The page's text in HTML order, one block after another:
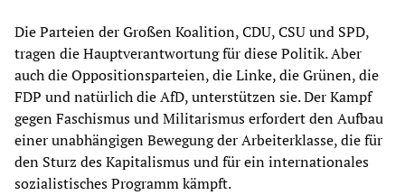
Die Parteien der Großen Koalition, CDU, CSU und SPD,
tragen die Hauptverantwortung für diese Politik. Aber
auch die Oppositionsparteien, die Linke, die Grünen, die
FDP und natürlich die AfD, unterstützen sie. Der Kampf
gegen Faschismus und Militarismus erfordert den Aufbau
einer unabhängigen Bewegung der Arbeiterklasse, die für
den Sturz des Kapitalismus und für ein internationales
sozialistisches Programm kämpft.